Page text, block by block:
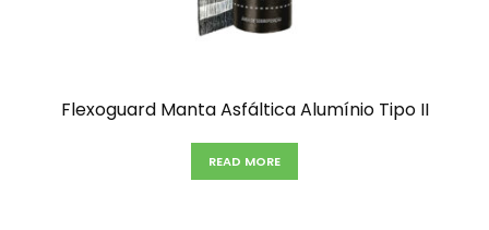
Flexoguard Manta Asfáltica Alumínio Tipo II
READ MORE